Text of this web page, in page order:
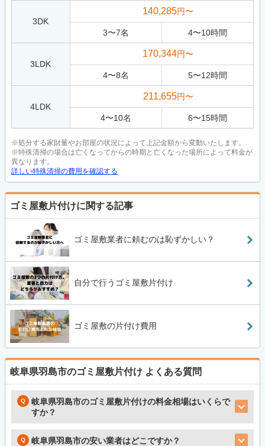
3DK
140,285円〜
3〜7名 4〜10時間
3LDK
170,344円〜
4〜8名 5〜12時間
4LDK
211,655円〜
4〜10名 6〜15時間
※処分する家財量やお部屋の状況によって上記金額から変動いたします。
※特殊清掃の場合は亡くなってからの時期と亡くなった場所によって料金が
異なります。
詳しい特殊清掃の費用を確認する
ゴミ屋敷片付けに関する記事
ゴミ屋敷業者に頼むのは恥ずかしい？
自分で行うゴミ屋敷片付け
ゴミ屋敷の片付け費用
岐阜県羽島市のゴミ屋敷片付け よくある質問
岐阜県羽島市のゴミ屋敷片付けの料金相場はいくらで
すか？
岐阜県羽島市の安い業者はどこですか？